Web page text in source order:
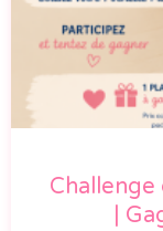
Challenge
|